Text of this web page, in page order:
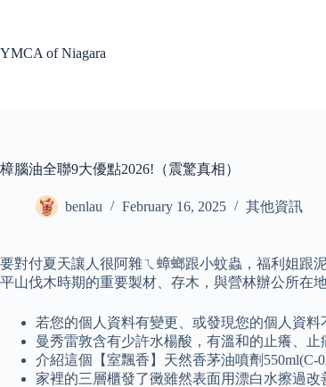
YMCA of Niagara
樟腦油全聯9大優點2026!（震驚真相）
benlau February 16, 2025 其他資訊
要對付夏天讓人很阿雜ㄟ蟑螂跟小蚊蟲，福利姐跟
平山伐木時期的重要製材、存木，與營林辦公所在
若您的個人資料有變更、或發現您的個人資料
曼秀雷敦含有少許水楊酸，有溫和的止癢、止
介紹這個【室飄香】天然香茅油噴劑
家裡的三層櫃發了黴雖然表面用漂白水擦過